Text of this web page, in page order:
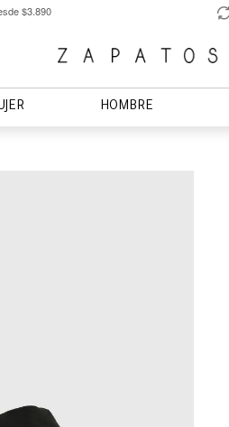
$3.890
HOMBRE